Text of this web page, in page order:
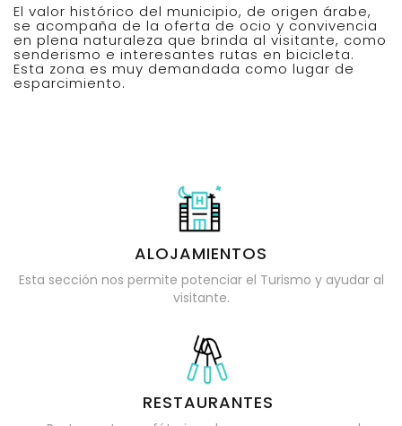
El valor histórico del municipio, de origen árabe,
se acompaña de la oferta de ocio y convivencia
en plena naturaleza que brinda al visitante, como
senderismo e interesantes rutas en bicicleta.
Esta zona es muy demandada como lugar de
esparcimiento.
ALOJAMIENTOS
Esta sección nos permite potenciar el Turismo y ayudar al
visitante.
RESTAURANTES